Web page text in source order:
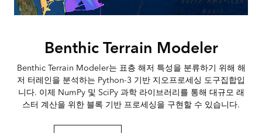
Benthic Terrain Modeler
Benthic Terrain Modeler는 표층 해저 특성을 분류하기 위해 해
저 터레인을 분석하는 Python-3 기반 지오프로세싱 도구집합입
니다. 이제 NumPy 및 SciPy 과학 라이브러리를 통해 대규모 래
스터 계산을 위한 블록 기반 프로세싱을 구현할 수 있습니다.